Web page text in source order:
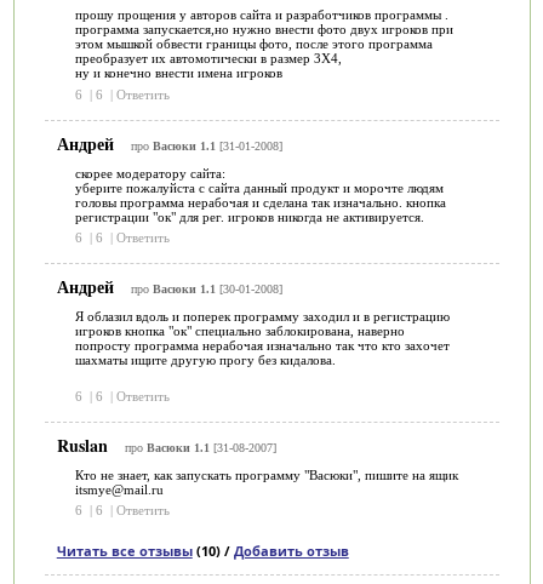
прошу прощения у авторов сайта и разработчиков программы .
программа запускается,но нужно внести фото двух игроков при
этом мышкой обвести границы фото, после этого программа
преобразует их автомотически в размер 3X4,
ну и конечно внести имена игроков
6
| 6 | Ответить
Андрей про Васюки 1.1 [31-01-2008]
скорее модератору сайта:
уберите пожалуйста с сайта данный продукт и морочте людям
головы программа нерабочая и сделана так изначально. кнопка
регистрации "ок" для рег. игроков никогда не активируется.
6
6 Ответить
Андрей про Васюки 1.1[30-01-2008]
Я облазил вдоль и поперек программу заходил и в регистрацию
игроков кнопка "ок" специально заблокирована, наверно
попросту программа нерабочая изначально так что кто захочет
шахматы ищите другую прогу без кидалова.
6 | 6 | Ответить
Ruslan про Васюки 1.1 [31-08-2007]
Кто не знает, как запускать программу "Васюки", пишите на ящик
itsmye@mail.ru
6
6 Ответить
Читать все отзывы(10) / Добавить отзыв